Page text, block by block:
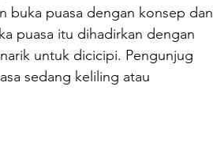
buka puasa dengan konsep dan
puasa itu dihadirkan dengan
untuk dicicipi. Pengunjug
sedang keliling atau